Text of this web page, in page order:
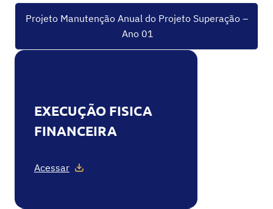
Projeto Manutenção Anual do Projeto Superação –
Ano 01
EXECUÇÃO FISICA
FINANCEIRA
Acessar